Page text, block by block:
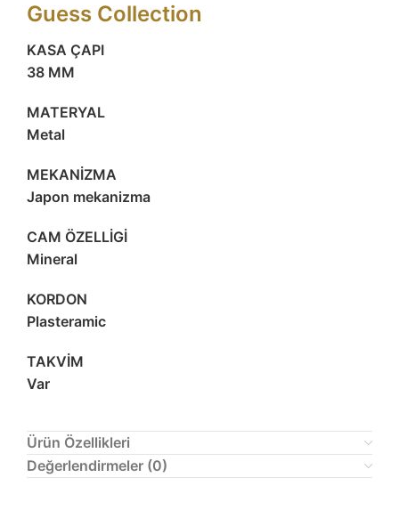
Guess Collection
KASA ÇAPI
38 MM
MATERYAL
Metal
MEKANİZMA
Japon mekanizma
CAM ÖZELLİGİ
Mineral
KORDON
Plasteramic
TAKVİM
Var
Ürün Özellikleri
Değerlendirmeler (0)